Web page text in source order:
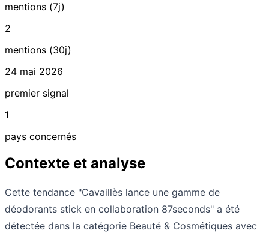
mentions (7j)
2
mentions (30j)
24 mai 2026
premier signal
1
pays concernés
Contexte et analyse
Cette tendance "Cavaillès lance une gamme de
déodorants stick en collaboration 87seconds" a été
détectée dans la catégorie Beauté & Cosmétiques avec